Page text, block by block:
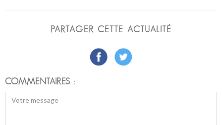
PARTAGER CETTE ACTUALITÉ
COMMENTAIRES :